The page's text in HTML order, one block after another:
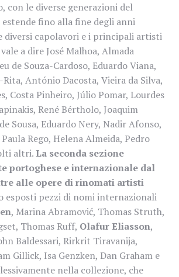
con le diverse generazioni del
estende fino alla fine degli anni
diversi capolavori e i principali artisti
a dire José Malhoa, Almada
de Souza-Cardoso, Eduardo Viana,
António Dacosta, Vieira da Silva,
Costa Pinheiro, Júlio Pomar, Lourdes
René Bértholo, Joaquim
Sousa, Eduardo Nery, Nadir Afonso,
Rego, Helena Almeida, Pedro
altri.La seconda sezione
portoghese e internazionale dal
alle opere di rinomati artisti
esposti pezzi di nomi internazionali
, Marina Abramović, Thomas Struth,
Thomas Ruff, Olafur Eliasson,
Baldessari, Rirkrit Tiravanija,
Gillick, Isa Genzken, Dan Graham e
nella collezione, che